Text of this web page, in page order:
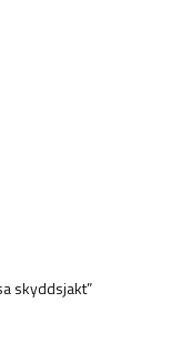
skyddsjakt”